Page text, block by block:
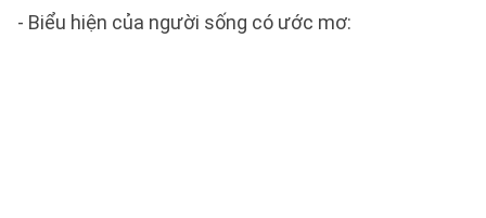
- Biểu hiện của người sống có ước mơ: